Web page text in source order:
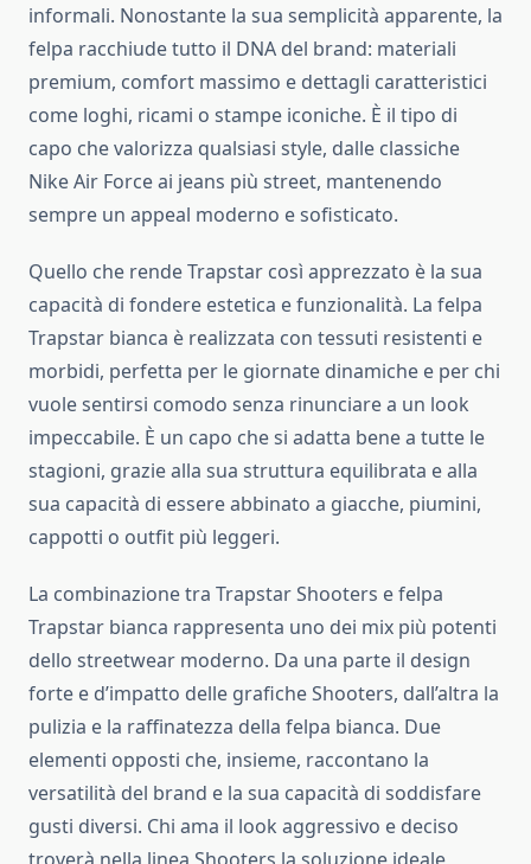
informali. Nonostante la sua semplicità apparente, la
felpa racchiude tutto il DNA del brand: materiali
premium, comfort massimo e dettagli caratteristici
come loghi, ricami o stampe iconiche. È il tipo di
capo che valorizza qualsiasi style, dalle classiche
Nike Air Force ai jeans più street, mantenendo
sempre un appeal moderno e sofisticato.
Quello che rende Trapstar così apprezzato è la sua
capacità di fondere estetica e funzionalità. La felpa
Trapstar bianca è realizzata con tessuti resistenti e
morbidi, perfetta per le giornate dinamiche e per chi
vuole sentirsi comodo senza rinunciare a un look
impeccabile. È un capo che si adatta bene a tutte le
stagioni, grazie alla sua struttura equilibrata e alla
sua capacità di essere abbinato a giacche, piumini,
cappotti o outfit più leggeri.
La combinazione tra Trapstar Shooters e felpa
Trapstar bianca rappresenta uno dei mix più potenti
dello streetwear moderno. Da una parte il design
forte e d’impatto delle grafiche Shooters, dall’altra la
pulizia e la raffinatezza della felpa bianca. Due
elementi opposti che, insieme, raccontano la
versatilità del brand e la sua capacità di soddisfare
gusti diversi. Chi ama il look aggressivo e deciso